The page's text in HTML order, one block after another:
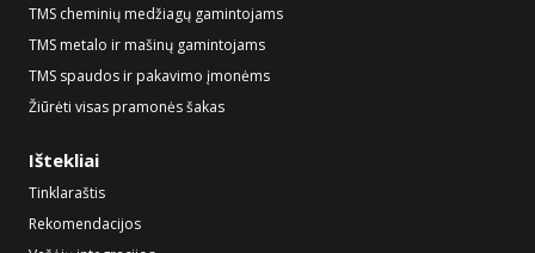
TMS cheminių medžiagų gamintojams
TMS metalo ir mašinų gamintojams
TMS spaudos ir pakavimo įmonėms
Žiūrėti visas pramonės šakas
Ištekliai
Tinklaraštis
Rekomendacijos